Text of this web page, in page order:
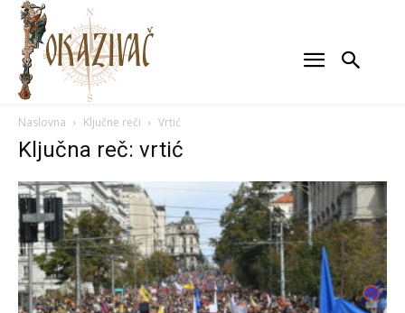
Naslovna Ključne reči Vrtić
Ključna reč: vrtić